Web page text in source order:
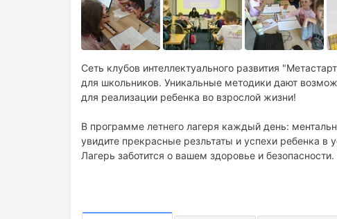
Сеть клубов интеллектуального развития
для школьников. Уникальные методики дают
для реализации ребенка во взрослой жизни!
В программе летнего лагеря каждый день:
увидите прекрасные резльтаты и успехи ребенка
Лагерь заботится о вашем здоровье и